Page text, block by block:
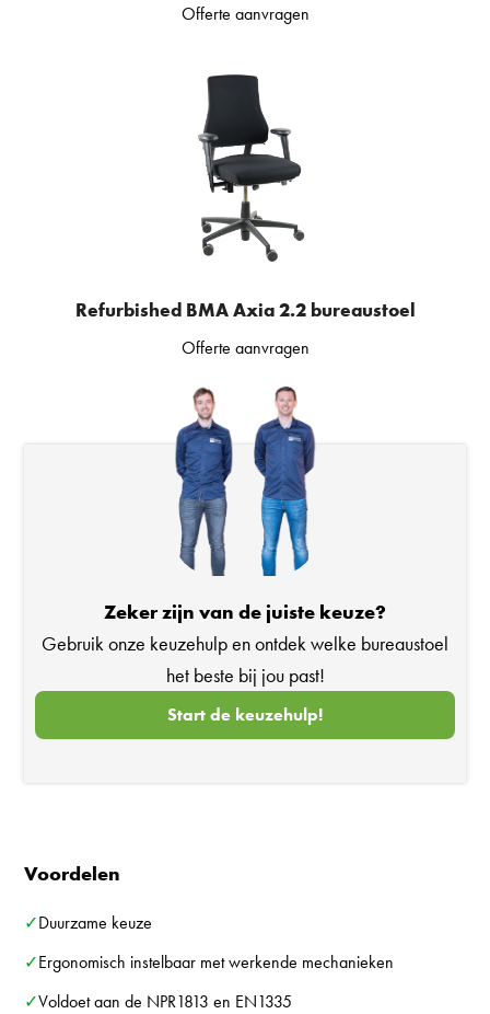
Offerte aanvragen
Refurbished BMA Axia 2.2 bureaustoel
Offerte aanvragen
Zeker zijn van de juiste keuze?
Gebruik onze keuzehulp en ontdek welke bureaustoel
het beste bij jou past!
Start de keuzehulp!
Voordelen
✓Duurzame keuze
✓Ergonomisch instelbaar met werkende mechanieken
✓Voldoet aan de NPR1813 en EN1335